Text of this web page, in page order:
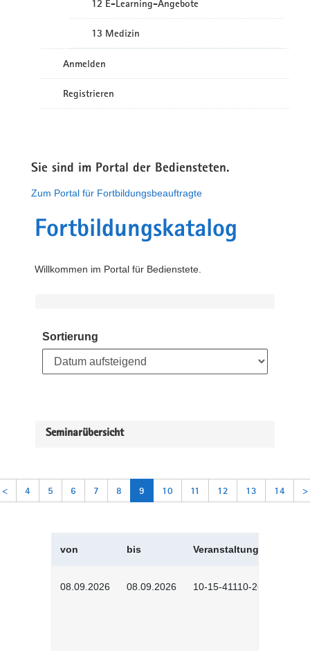
12 E-Learning-Angebote
13 Medizin
Anmelden
Registrieren
Sie sind im Portal der Bediensteten.
Zum Portal für Fortbildungsbeauftragte
Fortbildungskatalog
Willkommen im Portal für Bedienstete.
Sortierung
Seminarübersicht
< 4 5 6 7 8 9 10 11 12 13 14 >
von bis Veranstaltungskürzel
08.09.2026 08.09.2026 10-15-41110-2602